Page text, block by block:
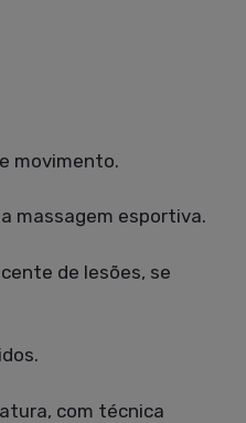
movimento.
massagem esportiva.
de lesões, se
com técnica